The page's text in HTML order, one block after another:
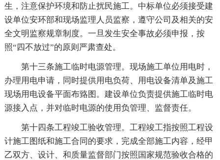
生，注意保护环境和防止扰民施工。中标单位必须接受建
设单位安环部和现场监理人员监察，遵守公司及相关的安
全文明监察规章制度。一旦发生安全事故必须申报，按
照“四不放过”的原则严肃查处。
第十三条施工临时电源管理。现场施工单位用电时，
办理用电申请，同时提供用电负荷、用电设备清单及施工
现场用电设备平面布臵图。建设单位负责提供施工临时电
源接入点，并对临时电源的使用负管理、监督责任。
第十四条工程竣工验收管理。工程竣工指按照工程设
计施工图纸和施工合同的要求，完成全部施工内容，经甲
乙双方、设计、和质量监督部门按照国家规范验收合格的